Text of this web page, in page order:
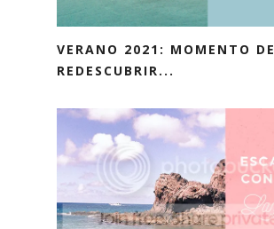
VERANO 2021: MOMENTO DE
REDESCUBRIR...